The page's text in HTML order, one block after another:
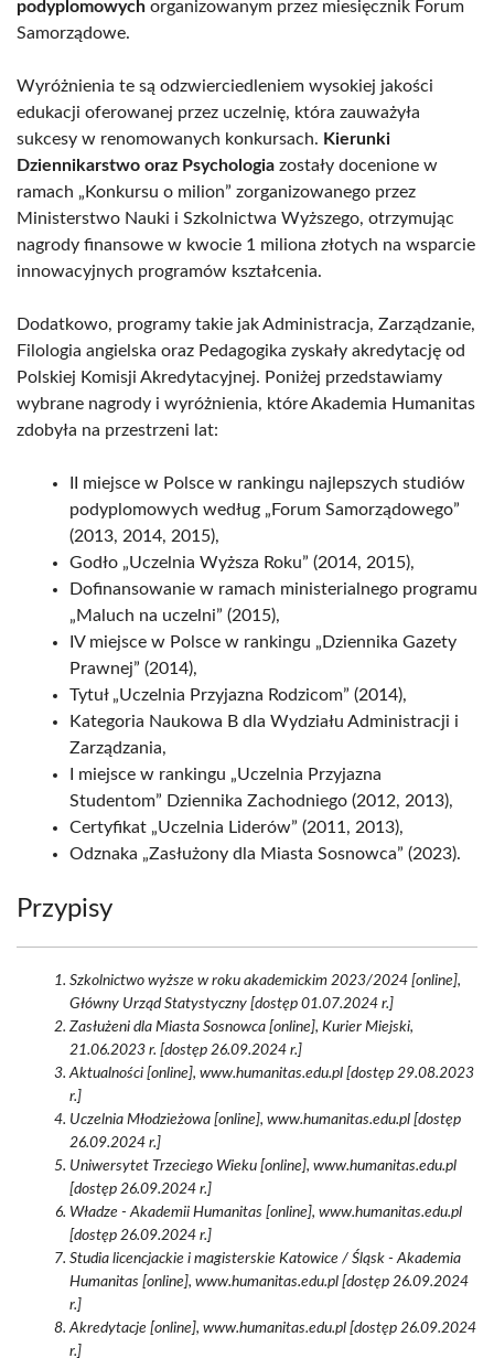
podyplomowych organizowanym przez miesięcznik Forum
Samorządowe.
Wyróżnienia te są odzwierciedleniem wysokiej jakości
edukacji oferowanej przez uczelnię, która zauważyła
sukcesy w renomowanych konkursach. Kierunki
Dziennikarstwo oraz Psychologia zostały docenione w
ramach „Konkursu o milion” zorganizowanego przez
Ministerstwo Nauki i Szkolnictwa Wyższego, otrzymując
nagrody finansowe w kwocie 1 miliona złotych na wsparcie
innowacyjnych programów kształcenia.
Dodatkowo, programy takie jak Administracja, Zarządzanie,
Filologia angielska oraz Pedagogika zyskały akredytację od
Polskiej Komisji Akredytacyjnej. Poniżej przedstawiamy
wybrane nagrody i wyróżnienia, które Akademia Humanitas
zdobyła na przestrzeni lat:
II miejsce w Polsce w rankingu najlepszych studiów
podyplomowych według „Forum Samorządowego”
(2013, 2014, 2015),
Godło „Uczelnia Wyższa Roku” (2014, 2015),
Dofinansowanie w ramach ministerialnego programu
„Maluch na uczelni” (2015),
IV miejsce w Polsce w rankingu „Dziennika Gazety
Prawnej” (2014),
Tytuł „Uczelnia Przyjazna Rodzicom” (2014),
Kategoria Naukowa B dla Wydziału Administracji i
Zarządzania,
I miejsce w rankingu „Uczelnia Przyjazna
Studentom” Dziennika Zachodniego (2012, 2013),
Certyfikat „Uczelnia Liderów” (2011, 2013),
Odznaka „Zasłużony dla Miasta Sosnowca” (2023).
Przypisy
Szkolnictwo wyższe w roku akademickim 2023/2024 [online],
Główny Urząd Statystyczny [dostęp 01.07.2024 r.]
Zasłużeni dla Miasta Sosnowca [online], Kurier Miejski,
21.06.2023 r. [dostęp 26.09.2024 r.]
Aktualności [online], www.humanitas.edu.pl [dostęp 29.08.2023
r.]
Uczelnia Młodzieżowa [online], www.humanitas.edu.pl [dostęp
26.09.2024 r.]
Uniwersytet Trzeciego Wieku [online], www.humanitas.edu.pl
[dostęp 26.09.2024 r.]
Władze - Akademii Humanitas [online], www.humanitas.edu.pl
[dostęp 26.09.2024 r.]
Studia licencjackie i magisterskie Katowice / Śląsk - Akademia
Humanitas [online], www.humanitas.edu.pl [dostęp 26.09.2024
r.]
Akredytacje [online], www.humanitas.edu.pl [dostęp 26.09.2024
r.]